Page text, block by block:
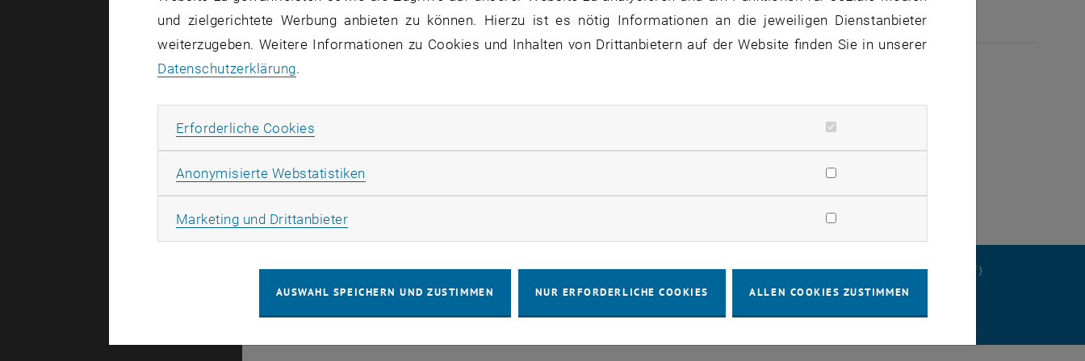
Konkret wird GitLab auf die Version 13.4.x hochgezogen. Da dieses Update länger als das vorgesehene
Wartungsfenster dauern wird, ist möglicherweise bis ca. 14h mit Serviceunterbrechungen zu rechnen.
Wir bitten für die dadurch entstehenden Unannehmlichkeiten um Verständnis.
© TU Wien#
116210
IMPRESSUM BARRIEREFREIHEITSERKLÄRUNG DATENSCHUTZERKLÄRUNG (PDF)
COOKIEEINSTELLUNGEN
und zielgerichtete Werbung anbieten zu können. Hierzu ist es nötig Informationen an die jeweiligen Dienstanbieter
weiterzugeben. Weitere Informationen zu Cookies und Inhalten von Drittanbietern auf der Website finden Sie in unserer
Datenschutzerklärung.
Erforderliche Cookies
Anonymisierte Webstatistiken
Marketing und DrittanbieterMarketing Cookies zulassen
AUSWAHL SPEICHERN UND ZUSTIMMEN NUR ERFORDERLICHE COOKIES ALLEN COOKIES ZUSTIMMEN